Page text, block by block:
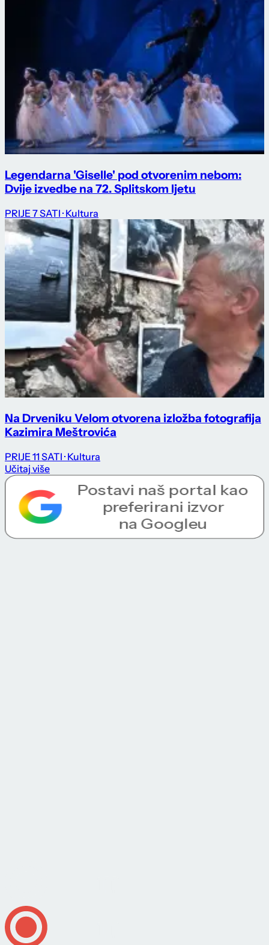
Legendarna 'Giselle' pod otvorenim nebom:
Dvije izvedbe na 72. Splitskom ljetu
PRIJE 7 SATI · Kultura
Na Drveniku Velom otvorena izložba fotografija
Kazimira Meštrovića
PRIJE 11 SATI · Kultura
Učitaj više